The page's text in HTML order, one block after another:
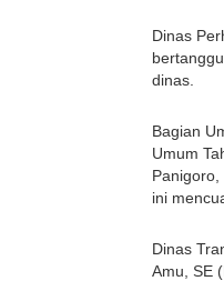
Dinas
dinas.
Bagian
Umum
ini
Dinas
Amu, SE